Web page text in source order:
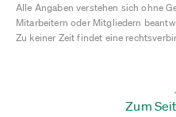
Alle Angaben verstehen sich ohne
Mitarbeitern oder Mitgliedern
Zu keiner Zeit findet eine
Zum